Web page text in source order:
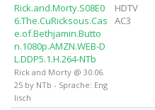
Rick.and.Morty.S08E0
6.The.CuRicksous.Cas
e.of.Bethjamin.Butto
n.1080p.AMZN.WEB-D
L.DDP5.1.H.264-NTb
Rick and Morty @ 30.06.
25 by NTb - Sprache: Eng
lisch
HDTV
AC3